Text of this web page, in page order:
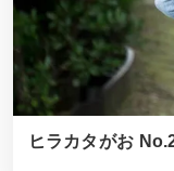
ヒラカタがお